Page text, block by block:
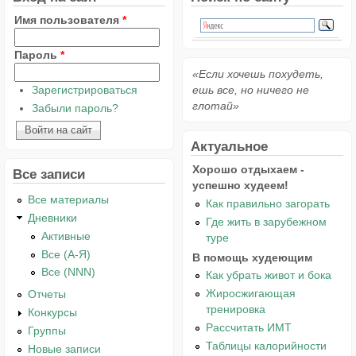
Имя пользователя *
Пароль *
Зарегистрироваться
Забыли пароль?
Все записи
Все материалы
Дневники
Активные
Все (А-Я)
Все (NNN)
Отчеты
Конкурсы
Группы
Новые записи
«Если хочешь похудеть,
ешь все, но ничего не
глотай»
Актуальное
Хорошо отдыхаем -
успешно худеем!
Как правильно загорать
Где жить в зарубежном
туре
В помощь худеющим
Как убрать живот и бока
Жиросжигающая
тренировка
Рассчитать ИМТ
Таблицы калорийности